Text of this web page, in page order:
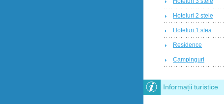
Hoteluri 2 stele
Hoteluri 1 stea
Residence
Campinguri
Informații turistice